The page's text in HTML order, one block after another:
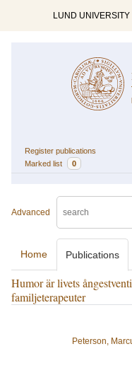
LUND UNIVERSITY
Register publications
Marked list
0
Advanced
Home Publications
Humor är livets
familjeterapeuter
Peterson,